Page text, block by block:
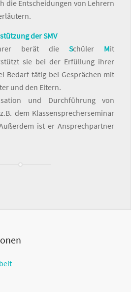
die Entscheidungen von Lehrern
der SMV
berät dieSchüler Mit
sie bei der Erfüllung ihrer
Bedarf tätig bei Gesprächen mit
und den Eltern.
und Durchführung von
dem Klassensprecherseminar
ist er Ansprechpartner